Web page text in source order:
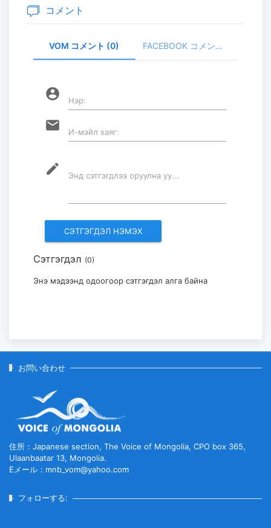
家畜頭数は約7800万頭に達する見通
し
訪問した...
2026-07-29
Mongolia and Japan」...
コメント
VOM コメント (0) FACEBOOK コメント (
account_circle Нэр:
email И-мэйл хаяг:
mode_edit Энд сэтгэгдлээ оруулна уу...
Сэтгэгдэл (0)
Энэ мэдээнд одоогоор сэтгэгдэл алга байна
お問い合わせ
住所：Japanese section, The Voice of Mongolia, CPO box 365,
Ulaanbaatar 13, Mongolia.
Eメール：mnb_vom@yahoo.com
フォローする: